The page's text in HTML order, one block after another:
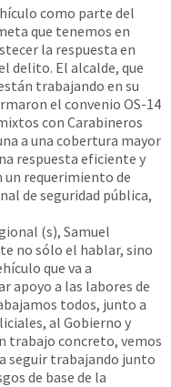
como parte del
que tenemos en
la respuesta en
delito. El alcalde, que
trabajando en su
el convenio OS-14
con Carabineros
a una cobertura mayor
respuesta eficiente y
un requerimiento de
de seguridad pública,
(s), Samuel
no sólo el hablar, sino
que va a
apoyo a las labores de
todos, junto a
al Gobierno y
trabajo concreto, vemos
seguir trabajando junto
de base de la